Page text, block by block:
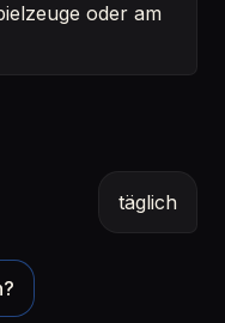
oder am
täglich